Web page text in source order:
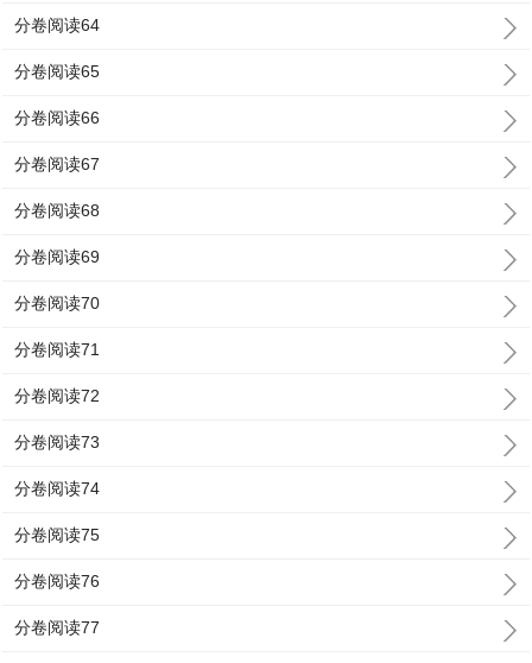
分卷阅读64
分卷阅读65
分卷阅读66
分卷阅读67
分卷阅读68
分卷阅读69
分卷阅读70
分卷阅读71
分卷阅读72
分卷阅读73
分卷阅读74
分卷阅读75
分卷阅读76
分卷阅读77